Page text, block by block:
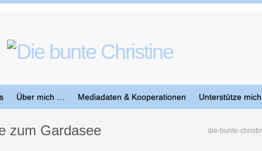
Über mich … Mediadaten & Kooperationen Unterstütze mich
die-bunte-
zum Gardasee